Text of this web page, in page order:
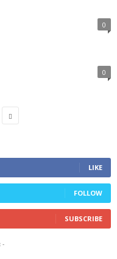
0
0
LIKE
FOLLOW
SUBSCRIBE
-